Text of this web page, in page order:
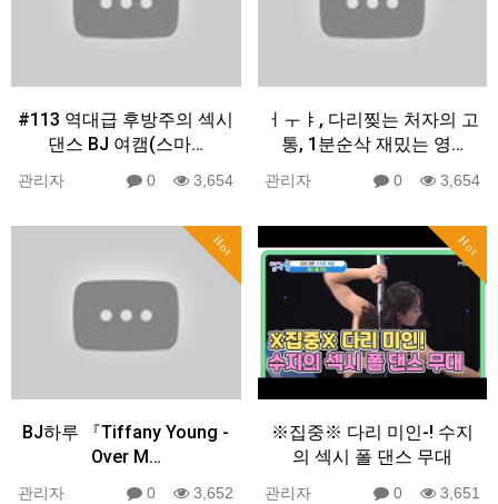
#113 역대급 후방주의 섹시
댄스 BJ 여캠(스마…
관리자 0 3,654
ㅓㅜㅑ, 다리찢는 처자의 고
통, 1분순삭 재밌는 영…
관리자 0 3,654
Hot
BJ하루 『Tiffany Young -
Over M…
관리자 0 3,652
Hot
※집중※ 다리 미인-! 수지
의 섹시 폴 댄스 무대
관리자 0 3,651